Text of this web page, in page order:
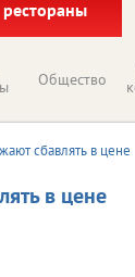
рестораны
Общество
сбавлять в цене
в цене